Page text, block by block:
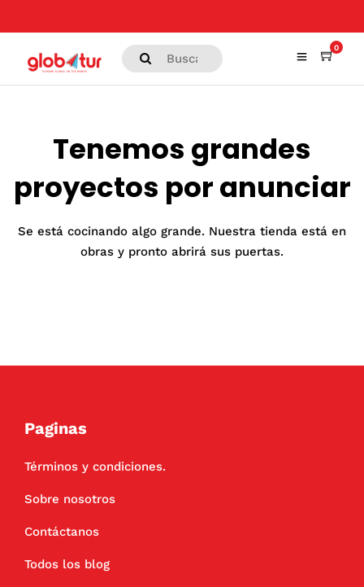
0
Tenemos grandes
proyectos por anunciar
Se está cocinando algo grande. Nuestra tienda está en
obras y pronto abrirá sus puertas.
Paginas
Términos y condiciones.
Sobre nosotros
Contáctanos
Todos los blog